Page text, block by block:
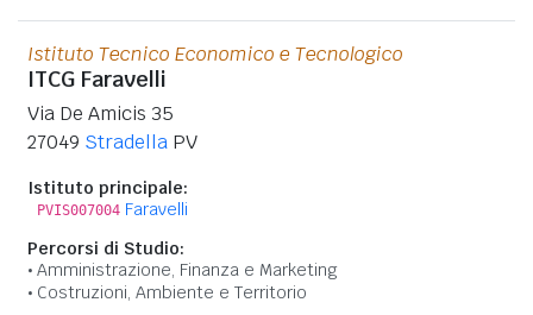
Istituto Tecnico Economico e Tecnologico
ITCG Faravelli
Via De Amicis 35
27049 Stradella PV
Istituto principale:
PVIS007004 Faravelli
Percorsi di Studio:
Amministrazione, Finanza e Marketing
Costruzioni, Ambiente e Territorio